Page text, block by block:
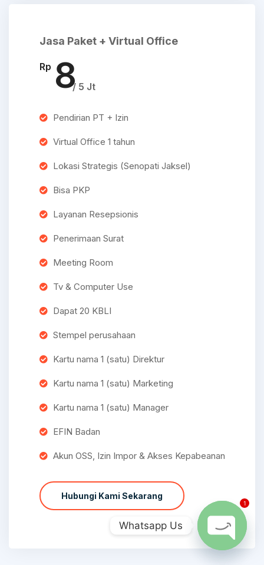
Jasa Paket + Virtual Office
Rp 8/ 5 Jt
Pendirian PT + Izin
Virtual Office 1 tahun
Lokasi Strategis (Senopati Jaksel)
Bisa PKP
Layanan Resepsionis
Penerimaan Surat
Meeting Room
Tv & Computer Use
Dapat 20 KBLI
Stempel perusahaan
Kartu nama 1 (satu) Direktur
Kartu nama 1 (satu) Marketing
Kartu nama 1 (satu) Manager
EFIN Badan
Akun OSS, Izin Impor & Akses Kepabeanan
Hubungi Kami Sekarang
Whatsapp Us
1